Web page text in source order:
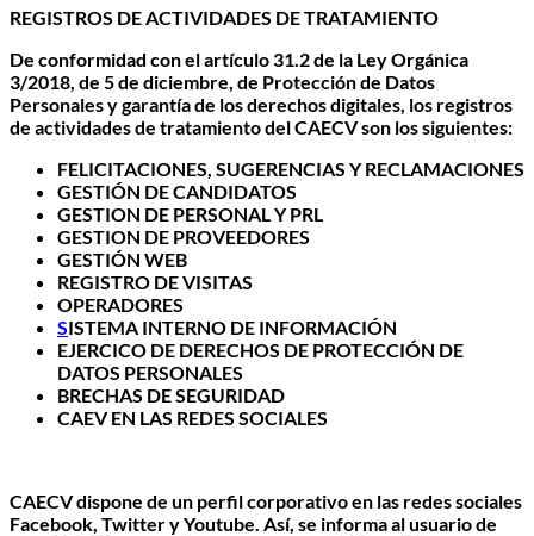
REGISTROS DE ACTIVIDADES DE TRATAMIENTO
De conformidad con el artículo 31.2 de la Ley Orgánica
3/2018, de 5 de diciembre, de Protección de Datos
Personales y garantía de los derechos digitales, los registros
de actividades de tratamiento del CAECV son los siguientes:
FELICITACIONES, SUGERENCIAS Y RECLAMACIONES
GESTIÓN DE CANDIDATOS
GESTION DE PERSONAL Y PRL
GESTION DE PROVEEDORES
GESTIÓN WEB
REGISTRO DE VISITAS
OPERADORES
SISTEMA INTERNO DE INFORMACIÓN
EJERCICO DE DERECHOS DE PROTECCIÓN DE
DATOS PERSONALES
BRECHAS DE SEGURIDAD
CAEV EN LAS REDES SOCIALES
CAECV dispone de un perfil corporativo en las redes sociales
Facebook, Twitter y Youtube. Así, se informa al usuario de